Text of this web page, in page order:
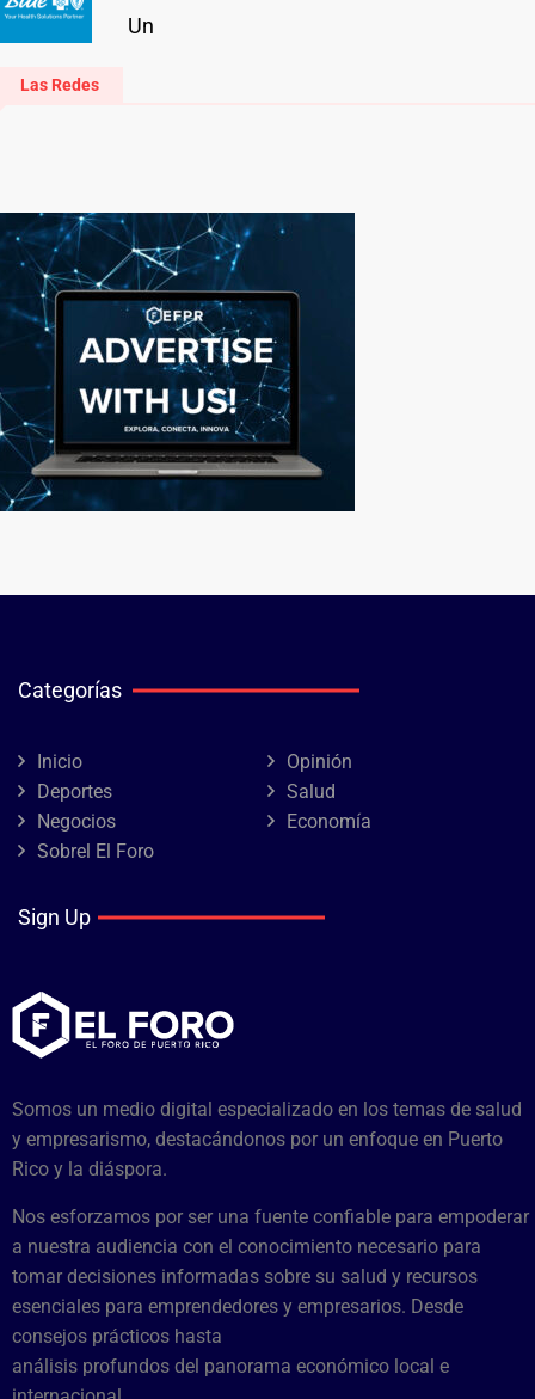
Un
Las Redes
Categorías
Inicio
Opinión
Deportes
Salud
Negocios
Economía
Sobrel El Foro
Sign Up
Somos un medio digital especializado en los temas de salud
y empresarismo, destacándonos por un enfoque en Puerto
Rico y la diáspora.
Nos esforzamos por ser una fuente confiable para empoderar
a nuestra audiencia con el conocimiento necesario para
tomar decisiones informadas sobre su salud y recursos
esenciales para emprendedores y empresarios. Desde
consejos prácticos hasta
análisis profundos del panorama económico local e